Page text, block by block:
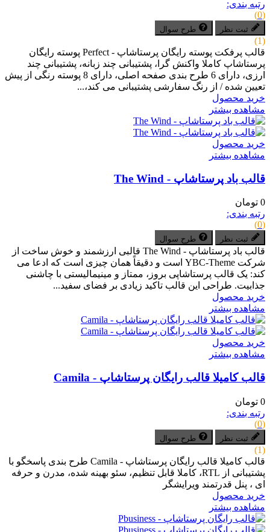
رتبه بندی:
(0)
ثبت نظر طرح سوال
(1)
قالب پرفکت پوسته رایگان پرستاشاپ - Perfect پوسته رایگان
پرستاشاپ کاملا واکنش گرا، پشتیبانی چند زبانه، پشتیبانی چند
ارزی، دارای 6 طرح بندی صفحه اصلی، دارای 8 پوسته رنگی از پیش
تعیین شده / از رنگ سفارشی پشتیبانی می کند،...
خرید محصول
مشاهده بیشتر
خرید محصول
مشاهده بیشتر
قالب باد پرستاشاپ - The Wind
0 تومان
رتبه بندی:
(0)
ثبت نظر طرح سوال
قالب باد پرستاشاپ - The Wind قالبی ارزشمند و خوش ساخت از
شرکت YBC-Theme است و دقیقاً همان چیزی است که ادعا می
کند: یک قالب پرستاشاپی بروز، ممتاز و مینیمالیستی با چاشنی
جذابیت. طراحی این قالب تاکید زیادی بر فضای سفید...
خرید محصول
مشاهده بیشتر
خرید محصول
مشاهده بیشتر
قالب کامیلا قالب رایگان پرستاشاپ - Camila
0 تومان
رتبه بندی:
(0)
ثبت نظر طرح سوال
(1)
قالب کامیلا قالب رایگان پرستاشاپ - Camila طرح بندی پاسخگو با
پشتیبانی از RTL، کاملا قابل تنظیم، سئو بهینه شده، مدرن و حرفه
ای ، پنل قدرتمند ویرایشگر
خرید محصول
مشاهده بیشتر